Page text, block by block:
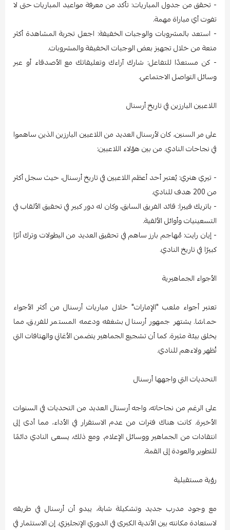
- تحقق من جدول المباريات: تأكد من معرفة مواعيد المباريات حتى لا
تفوت أي مباراة مهمة.
- استعد بالمشروبات والوجبات الخفيفة: اجعل تجربة المشاهدة أكثر
متعة من خلال تجهيز بعض الوجبات الخفيفة والمشروبات.
- كن مستعدًا للتفاعل: شارك آراءك وتعليقاتك مع الأصدقاء أو عبر
وسائل التواصل الاجتماعي.
اللاعبين البارزين في تاريخ أرسنال
على مر السنين، كان لأرسنال العديد من اللاعبين البارزين الذين ساهموا
في نجاحات النادي. من بين هؤلاء اللاعبين:
- تيري هنري: يُعتبر أحد أعظم اللاعبين في تاريخ أرسنال، حيث سجل أكثر
من 200 هدف للنادي.
- باتريك فييرا: قائد الفريق السابق، وكان له دور كبير في تحقيق الألقاب في
التسعينيات وأوائل الألفية.
- إيان رايت: مُهاجم بارز ساهم في تحقيق العديد من البطولات وترك أثرًا
كبيرًا في تاريخ النادي.
الأجواء الجماهيرية
تعتبر أجواء ملعب "الإمارات" خلال مباريات أرسنال من أكثر الأجواء
حماسًا. يشتهر جمهور أرسنال بشغفه ودعمه المستمر للفريق، مما
يخلق بيئة مثيرة. كما أن تشجيع الجماهير يتضمن الأغاني والهتافات التي
تُظهر ولاءهم للنادي.
التحديات التي واجهها أرسنال
على الرغم من نجاحاته، واجه أرسنال العديد من التحديات في السنوات
الأخيرة. كانت هناك فترات من عدم الاستقرار في الأداء، مما أدى إلى
انتقادات من الجماهير ووسائل الإعلام. ومع ذلك، يسعى النادي دائمًا
للتطوير والعودة إلى القمة.
رؤية مستقبلية
مع وجود مدرب جديد وتشكيلة شابة، يبدو أن أرسنال في طريقه
لاستعادة مكانته بين الأندية الكبرى في الدوري الإنجليزي. إن الاستثمار في